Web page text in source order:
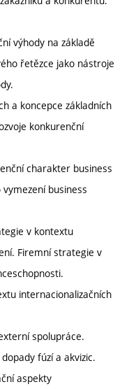
výhody na základě
řetězce jako nástroje
a koncepce základních
konkurenční
charakter business
business
v kontextu
Firemní strategie v
internacionalizačních
spolupráce.
fúzí a akvizic.
aspekty